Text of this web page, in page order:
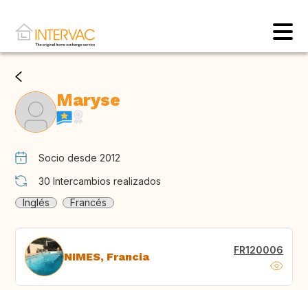
Maryse
Socio desde 2012
30 Intercambios realizados
Inglés
Francés
NIMES, Francia FR120006